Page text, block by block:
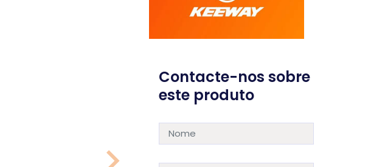
Contacte-nos sobre
este produto